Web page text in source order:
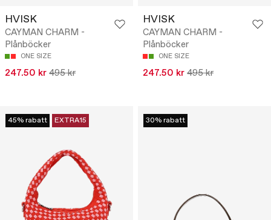
HVISK
CAYMAN CHARM -
Plånböcker
ONE SIZE
247.50 kr 495 kr
HVISK
CAYMAN CHARM -
Plånböcker
ONE SIZE
247.50 kr 495 kr
45% rabatt EXTRA15 30% rabatt